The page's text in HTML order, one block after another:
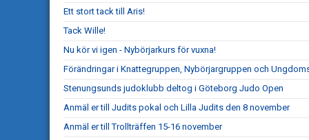
Ett stort tack till Aris!
Tack Wille!
Nu kör vi igen - Nybörjarkurs för vuxna!
Förändringar i Knattegruppen, Nybörjargruppen och
Stenungsunds judoklubb deltog i Göteborg Judo Open
Anmäl er till Judits pokal och Lilla Judits den 8 november
Anmäl er till Trollträffen 15-16 november